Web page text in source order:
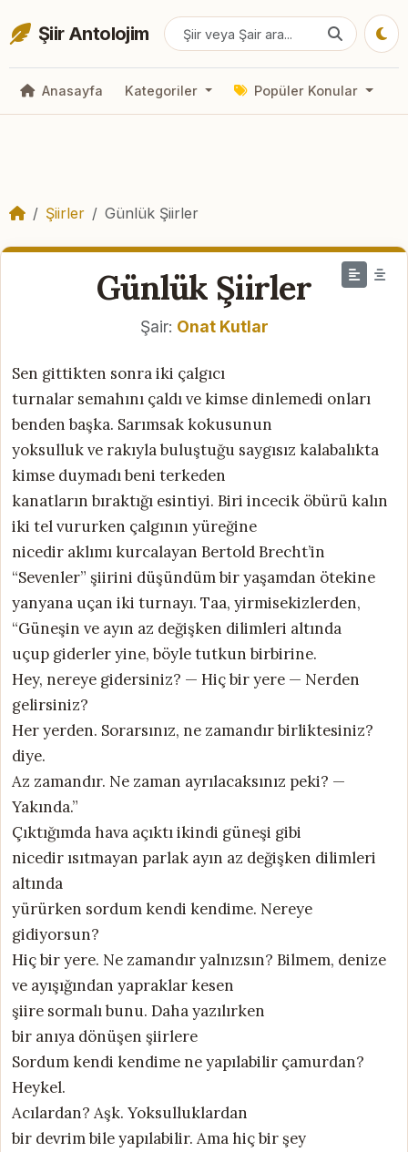
Şiir Antolojim
Anasayfa Kategoriler Popüler Konular
Şiirler Günlük Şiirler
Günlük Şiirler
Şair: Onat Kutlar
Sen gittikten sonra iki çalgıcı
turnalar semahını çaldı ve kimse dinlemedi onları
benden başka. Sarımsak kokusunun
yoksulluk ve rakıyla buluştuğu saygısız kalabalıkta
kimse duymadı beni terkeden
kanatların bıraktığı esintiyi. Biri incecik öbürü kalın
iki tel vururken çalgının yüreğine
nicedir aklımı kurcalayan Bertold Brecht’in
“Sevenler” şiirini düşündüm bir yaşamdan ötekine
yanyana uçan iki turnayı. Taa, yirmisekizlerden,
“Güneşin ve ayın az değişken dilimleri altında
uçup giderler yine, böyle tutkun birbirine.
Hey, nereye gidersiniz? — Hiç bir yere — Nerden
gelirsiniz?
Her yerden. Sorarsınız, ne zamandır birliktesiniz?
diye.
Az zamandır. Ne zaman ayrılacaksınız peki? —
Yakında.”
Çıktığımda hava açıktı ikindi güneşi gibi
nicedir ısıtmayan parlak ayın az değişken dilimleri
altında
yürürken sordum kendi kendime. Nereye
gidiyorsun?
Hiç bir yere. Ne zamandır yalnızsın? Bilmem, denize
ve ayışığından yapraklar kesen
şiire sormalı bunu. Daha yazılırken
bir anıya dönüşen şiirlere
Sordum kendi kendime ne yapılabilir çamurdan?
Heykel.
Acılardan? Aşk. Yoksulluklardan
bir devrim bile yapılabilir. Ama hiç bir şey